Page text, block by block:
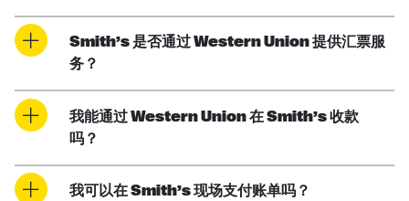
Smith’s 是否通过 Western Union 提供汇票服
务？
我能通过 Western Union 在 Smith’s 收款
吗？
我可以在 Smith’s 现场支付账单吗？